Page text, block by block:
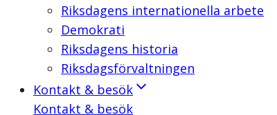
Riksdagens internationella arbete
Demokrati
Riksdagens historia
Riksdagsförvaltningen
Kontakt & besök
Kontakt & besök